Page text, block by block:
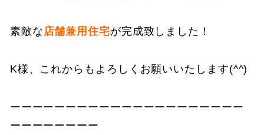
素敵な 店舗兼用住宅が完成致しました！
K様、これからもよろしくお願いいたします(^^)
ーーーーーーーーーーーーーーーーーーーーー
ーーーーーーーー